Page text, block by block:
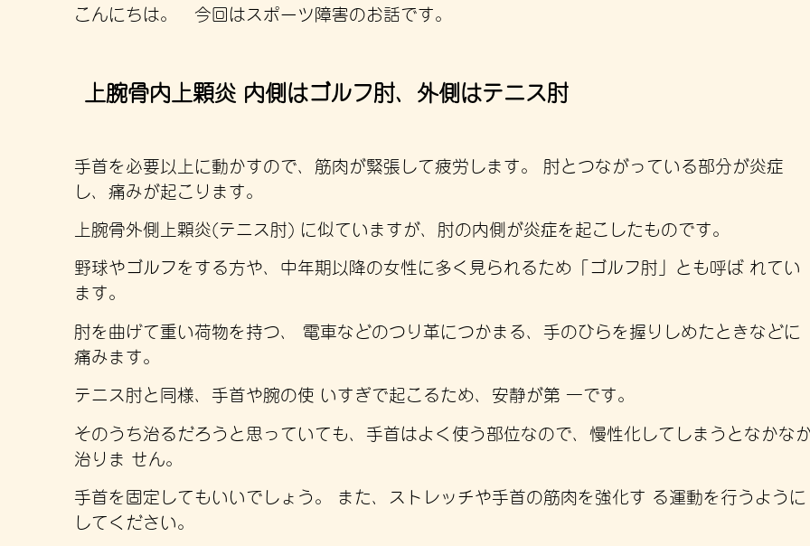
こんにちは。 今回はスポーツ障害のお話です。
上腕骨内上顆炎 内側はゴルフ肘、外側はテニス肘
手首を必要以上に動かすので、筋肉が緊張して疲労します。 肘とつながっている部分が炎症
し、痛みが起こります。
上腕骨外側上顆炎(テニス肘) に似ていますが、肘の内側が炎症を起こしたものです。
野球やゴルフをする方や、中年期以降の女性に多く見られるため「ゴルフ肘」とも呼ば れてい
ます。
肘を曲げて重い荷物を持つ、 電車などのつり革につかまる、手のひらを握りしめたときなどに
痛みます。
テニス肘と同様、手首や腕の使 いすぎで起こるため、安静が第 一です。
そのうち治るだろうと思っていても、手首はよく使う部位なので、慢性化してしまうとなかな
治りま せん。
手首を固定してもいいでしょう。 また、ストレッチや手首の筋肉を強化す る運動を行うように
してください。